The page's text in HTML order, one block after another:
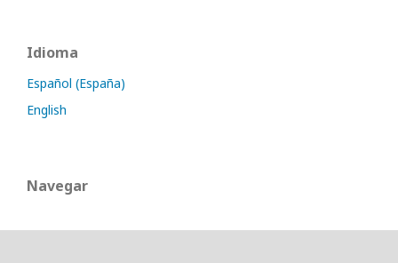
Idioma
Español (España)
English
Navegar